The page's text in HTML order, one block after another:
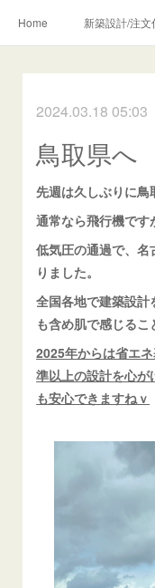
Home 新築設計/注文
Profile/作品について
メディア・講師・執筆・
2024.03.18 05:03
鳥取県へ
先週は久しぶりに鳥
通常なら飛行機です
低気圧の通過で、
りました。
全国各地で建築設
も含め肌で感じるこ
2025年からは省エ
準以上の設計を心
も安心できますねｖ